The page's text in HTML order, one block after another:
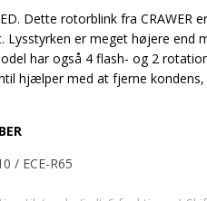
Dette rotorblink fra
Lysstyrken er meget højere end
har også 4 flash- og 2
hjælper med at fjerne kondens,
/ ECE-R65